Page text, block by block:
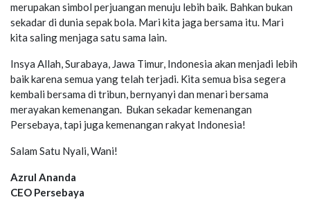
merupakan simbol perjuangan menuju lebih baik. Bahkan bukan
sekadar di dunia sepak bola. Mari kita jaga bersama itu. Mari
kita saling menjaga satu sama lain.
Insya Allah, Surabaya, Jawa Timur, Indonesia akan menjadi lebih
baik karena semua yang telah terjadi. Kita semua bisa segera
kembali bersama di tribun, bernyanyi dan menari bersama
merayakan kemenangan. Bukan sekadar kemenangan
Persebaya, tapi juga kemenangan rakyat Indonesia!
Salam Satu Nyali, Wani!
Azrul Ananda
CEO Persebaya